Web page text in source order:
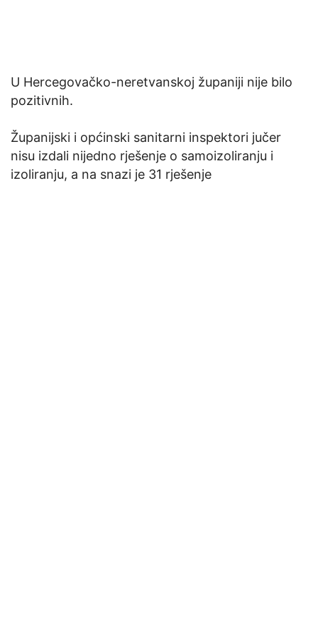
U Hercegovačko-neretvanskoj županiji nije bilo
pozitivnih.
Županijski i općinski sanitarni inspektori jučer
nisu izdali nijedno rješenje o samoizoliranju i
izoliranju, a na snazi je 31 rješenje